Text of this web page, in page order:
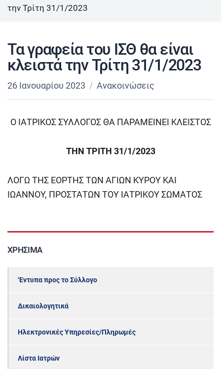
την Τρίτη 31/1/2023
Τα γραφεία του ΙΣΘ θα είναι
κλειστά την Τρίτη 31/1/2023
26 Ιανουαρίου 2023 Ανακοινώσεις
Ο ΙΑΤΡΙΚΟΣ ΣΥΛΛΟΓΟΣ ΘΑ ΠΑΡΑΜΕΙΝΕΙ ΚΛΕΙΣΤΟΣ
ΤΗΝ ΤΡΙΤΗ 31/1/2023
ΛΟΓΩ ΤΗΣ ΕΟΡΤΗΣ ΤΩΝ ΑΓΙΩΝ ΚΥΡΟΥ ΚΑΙ
ΙΩΑΝΝΟΥ, ΠΡΟΣΤΑΤΩΝ ΤΟΥ ΙΑΤΡΙΚΟΥ ΣΩΜΑΤΟΣ
ΧΡΉΣΙΜΑ
‘Εντυπα προς το Σύλλογο
Δικαιολογητικά
Ηλεκτρονικές Υπηρεσίες/Πληρωμές
Λίστα Ιατρών